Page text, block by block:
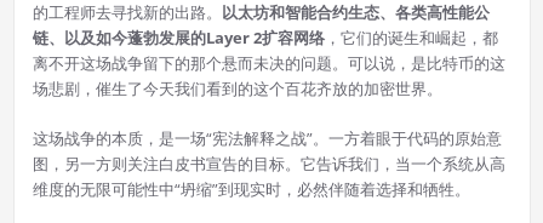
的工程师去寻找新的出路。 以太坊和智能合约生态、各类高性能公
链、以及如今蓬勃发展的Layer 2扩容网络，它们的诞生和崛起，都
离不开这场战争留下的那个悬而未决的问题。可以说，是比特币的这
场悲剧，催生了今天我们看到的这个百花齐放的加密世界。
这场战争的本质，是一场“宪法解释之战”。一方着眼于代码的原始意
图，另一方则关注白皮书宣告的目标。它告诉我们，当一个系统从高
维度的无限可能性中“坍缩”到现实时，必然伴随着选择和牺牲。